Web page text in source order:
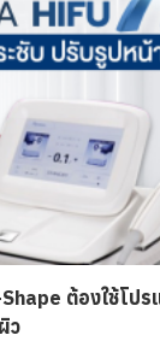
ต้องใช้โป
ว